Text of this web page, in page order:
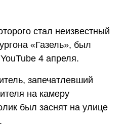
стал неизвестный
«Газель», был
4 апреля.
запечатлевший
на камеру
был заснят на улице